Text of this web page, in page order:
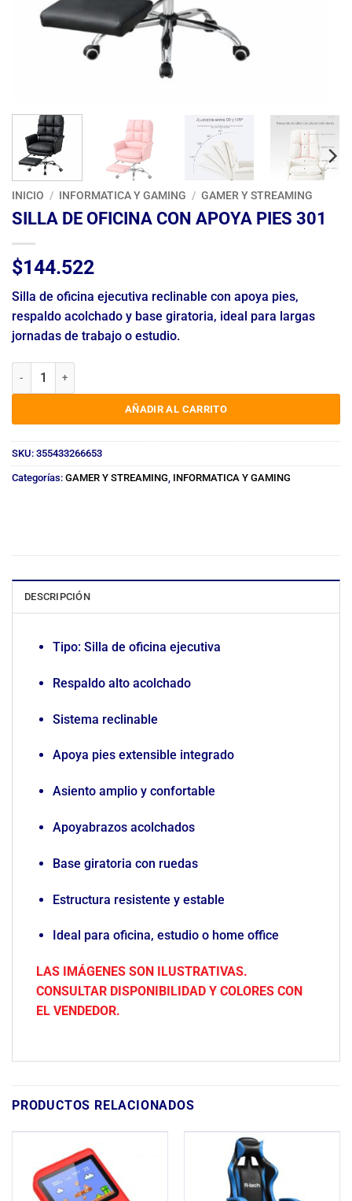
INICIO / INFORMATICA Y GAMING / GAMER Y STREAMING
SILLA DE OFICINA CON APOYA PIES 301
$144.522
Silla de oficina ejecutiva reclinable con apoya pies,
respaldo acolchado y base giratoria, ideal para largas
jornadas de trabajo o estudio.
SILLA DE OFICINA CON APOYA PIES 301 cantidad
AÑADIR AL CARRITO
SKU: 355433266653
Categorías: GAMER Y STREAMING, INFORMATICA Y GAMING
DESCRIPCIÓN
Tipo: Silla de oficina ejecutiva
Respaldo alto acolchado
Sistema reclinable
Apoya pies extensible integrado
Asiento amplio y confortable
Apoyabrazos acolchados
Base giratoria con ruedas
Estructura resistente y estable
Ideal para oficina, estudio o home office
LAS IMÁGENES SON ILUSTRATIVAS.
CONSULTAR DISPONIBILIDAD Y COLORES CON
EL VENDEDOR.
PRODUCTOS RELACIONADOS